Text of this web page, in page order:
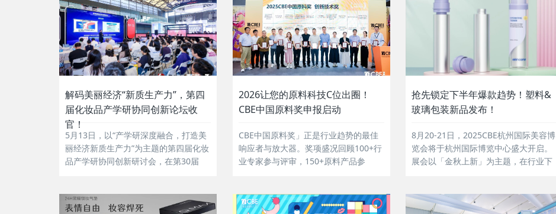
解码美丽经济“新质生产力”，第四
届化妆品产学研协同创新论坛收
官！
5月13日，以“产学研深度融合，打造美
丽经济新质生产力”为主题的第四届化妆
品产学研协同创新研讨会，在第30届
2026让您的原料科技C位出圈！
CBE中国原料奖申报启动
CBE中国原料奖」正是行业趋势的最佳
响应者与放大器。奖项盛况回顾100+行
业专家参与评审，150+原料产品参
抢先锁定下半年爆款趋势！塑料&
玻璃包装新品发布！
8月20-21日，2025CBE杭州国际美容博
览会将于杭州国际博览中心盛大开启。
展会以「金秋上新」为主题，在行业下
新潮流。化妆品包装正向减塑轻量化、